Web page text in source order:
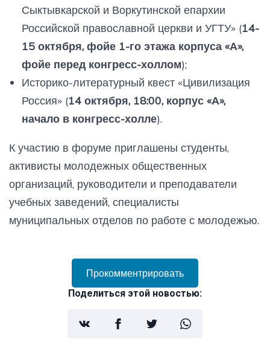
Сыктывкарской и Воркутинской епархии
Российской православной церкви и УГТУ» (14-
15 октября, фойе 1-го этажа корпуса «А»,
фойе перед конгресс-холлом);
Историко-литературный квест «Цивилизация
Россия» (14 октября, 18:00, корпус «А»,
начало в конгресс-холле).
К участию в форуме приглашены студенты,
активисты молодежных общественных
организаций, руководители и преподаватели
учебных заведений, специалисты
муниципальных отделов по работе с молодежью.
Прокомментрировать
Поделиться этой новостью: